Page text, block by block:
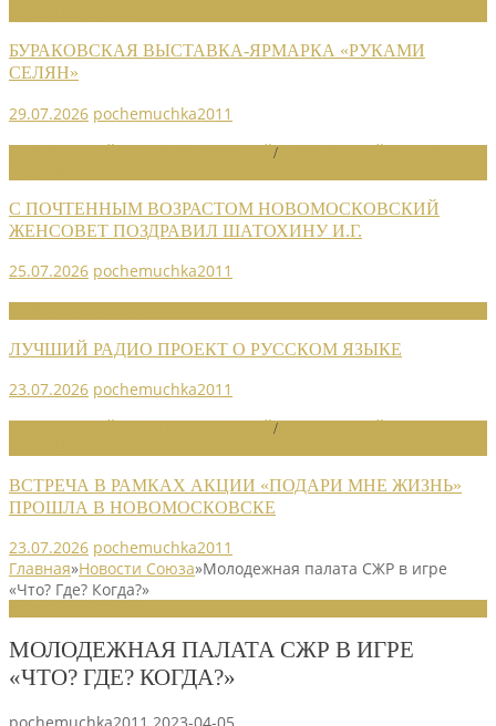
БУРАКОВСКАЯ ВЫСТАВКА-ЯРМАРКА «РУКАМИ
СЕЛЯН»
29.07.2026 pochemuchka2011
/
С ПОЧТЕННЫМ ВОЗРАСТОМ НОВОМОСКОВСКИЙ
ЖЕНСОВЕТ ПОЗДРАВИЛ ШАТОХИНУ И.Г.
25.07.2026 pochemuchka2011
ЛУЧШИЙ РАДИО ПРОЕКТ О РУССКОМ ЯЗЫКЕ
23.07.2026 pochemuchka2011
/
ВСТРЕЧА В РАМКАХ АКЦИИ «ПОДАРИ МНЕ ЖИЗНЬ»
ПРОШЛА В НОВОМОСКОВСКЕ
23.07.2026 pochemuchka2011
Главная»Новости Союза»Молодежная палата СЖР в игре
«Что? Где? Когда?»
МОЛОДЕЖНАЯ ПАЛАТА СЖР В ИГРЕ
«ЧТО? ГДЕ? КОГДА?»